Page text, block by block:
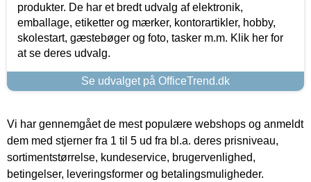
produkter. De har et bredt udvalg af elektronik,
emballage, etiketter og mærker, kontorartikler, hobby,
skolestart, gæstebøger og foto, tasker m.m. Klik her for
at se deres udvalg.
Se udvalget på OfficeTrend.dk
Vi har gennemgået de mest populære webshops og anmeldt
dem med stjerner fra 1 til 5 ud fra bl.a. deres prisniveau,
sortimentstørrelse, kundeservice, brugervenlighed,
betingelser, leveringsformer og betalingsmuligheder.